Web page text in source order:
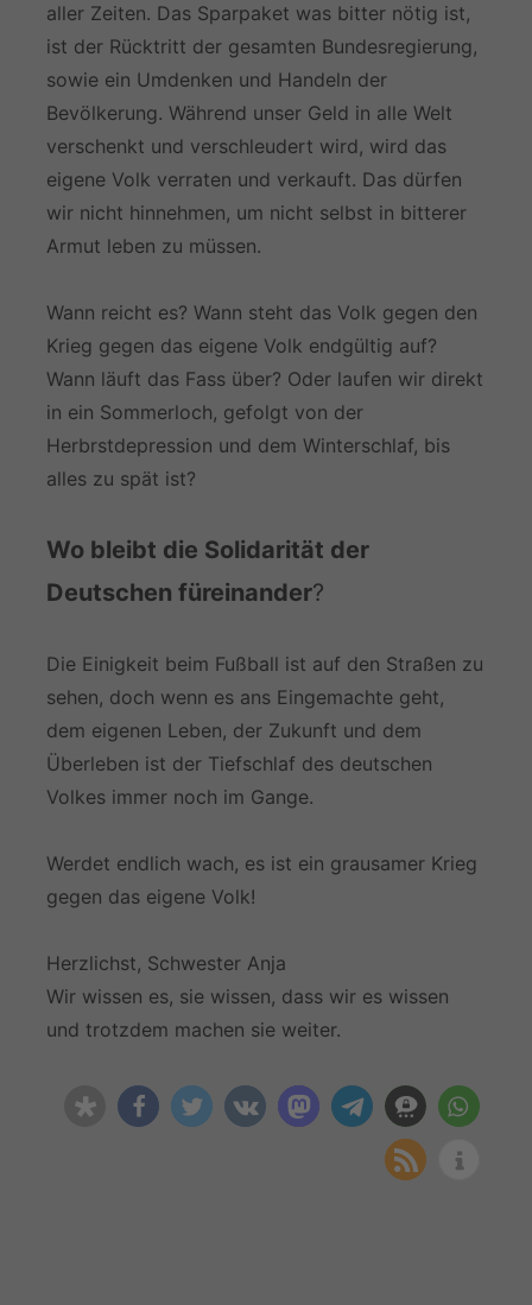
aller Zeiten. Das Sparpaket was bitter nötig ist,
ist der Rücktritt der gesamten Bundesregierung,
sowie ein Umdenken und Handeln der
Bevölkerung. Während unser Geld in alle Welt
verschenkt und verschleudert wird, wird das
eigene Volk verraten und verkauft. Das dürfen
wir nicht hinnehmen, um nicht selbst in bitterer
Armut leben zu müssen.
Wann reicht es? Wann steht das Volk gegen den
Krieg gegen das eigene Volk endgültig auf?
Wann läuft das Fass über? Oder laufen wir direkt
in ein Sommerloch, gefolgt von der
Herbrstdepression und dem Winterschlaf, bis
alles zu spät ist?
Wo bleibt die Solidarität der
Deutschen füreinander?
Die Einigkeit beim Fußball ist auf den Straßen zu
sehen, doch wenn es ans Eingemachte geht,
dem eigenen Leben, der Zukunft und dem
Überleben ist der Tiefschlaf des deutschen
Volkes immer noch im Gange.
Werdet endlich wach, es ist ein grausamer Krieg
gegen das eigene Volk!
Herzlichst, Schwester Anja
Wir wissen es, sie wissen, dass wir es wissen
und trotzdem machen sie weiter.